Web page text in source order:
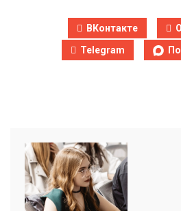
ВКонтакте
Telegram